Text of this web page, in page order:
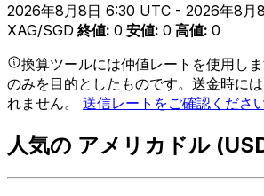
2026年8月8日 6:30 UTC - 2026年8月
XAG/SGD 終値: 0 安値: 0 高値: 0
換算ツールには仲値レートを使用し
のみを目的としたものです。送金時に
れません。 送信レートをご確認ください
人気の アメリカドル